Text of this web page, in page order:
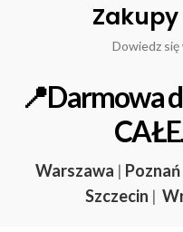
Dowiedz się
📍Darmowa
Warszawa | Poznań
Szczecin |